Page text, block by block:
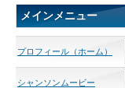
メインメニュー
プロフィール（ホーム）
シャンソンムービー